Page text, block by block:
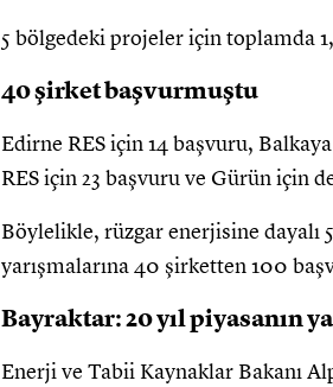
5 bölgedeki projeler için toplamda
40 şirket başvurmuştu
Edirne RES için 14 başvuru,
RES için 23 başvuru ve Gürün için
Böylelikle, rüzgar enerjisine dayalı
yarışmalarına 40 şirketten 100
Bayraktar: 20 yıl piyasanın
Enerji ve Tabii Kaynaklar Bakanı